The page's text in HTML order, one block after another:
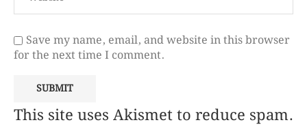
Save my name, email, and website in this browser
for the next time I comment.
This site uses Akismet to reduce spam.